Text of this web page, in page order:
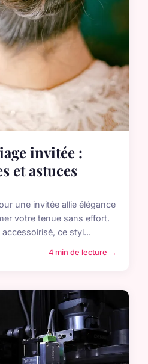
invitée :
et astuces
une invitée allie élégance
votre tenue sans effort.
ce styl...
4 min de lecture →